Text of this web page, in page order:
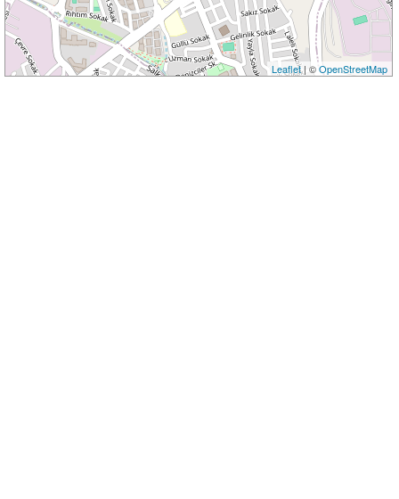
Leaflet| ©OpenStreetMap